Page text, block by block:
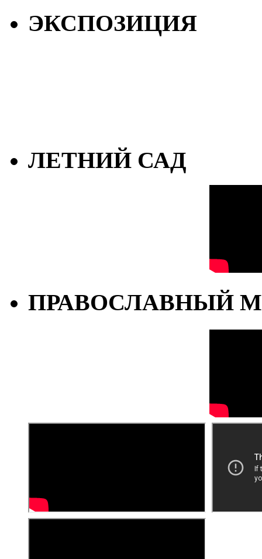
ЭКСПОЗИЦИЯ
ЛЕТНИЙ САД
ПРАВОСЛАВНЫЙ